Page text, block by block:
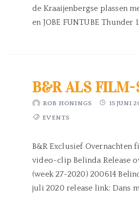
de Kraaijenbergse plassen
en JOBE FUNTUBE Thunder 1.
B&R ALS FILM-
ROB HONINGS 15 JUNI
EVENTS
B&R Exclusief Overnachten
video-clip Belinda Release
(week 27-2020) 200614
juli 2020 release link: Dans